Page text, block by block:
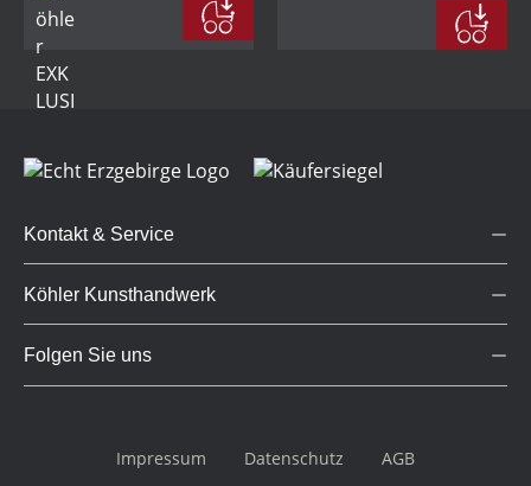
Kontakt & Service
Köhler Kunsthandwerk
Folgen Sie uns
Impressum Datenschutz
AGB